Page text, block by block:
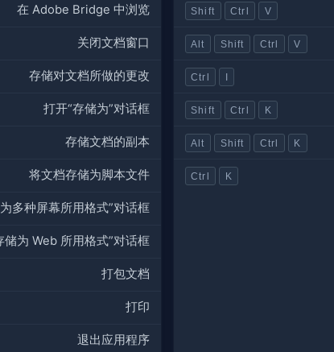
在 Adobe Bridge 中浏览
关闭文档窗口
存储对文档所做的更改
打开“存储为”对话框
存储文档的副本
将文档存储为脚本文件
多种屏幕所用格式”对话框
储为 Web 所用格式”对话框
打包文档
打印
退出应用程序
Shift Ctrl V
Alt Shift Ctrl V
Ctrl I
Shift Ctrl K
Alt Shift Ctrl K
Ctrl K